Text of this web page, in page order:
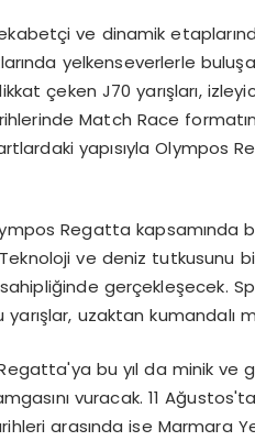
ve dinamik
yelkenseverlerle
çeken J70 yarışları,
Match Race
yapısıyla Olympos
Regatta kapsamında
ve deniz tutkusunu bir
gerçekleşecek.
uzaktan kumandalı
bu yıl da minik
vuracak. 11
arasında ise Marmara